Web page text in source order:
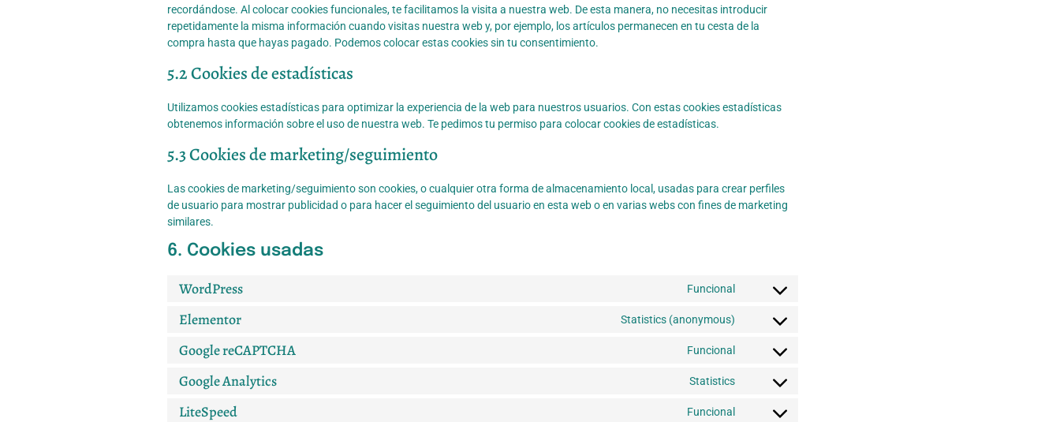
recordándose. Al colocar cookies funcionales, te facilitamos la visita a nuestra web. De esta manera, no necesitas introducir
repetidamente la misma información cuando visitas nuestra web y, por ejemplo, los artículos permanecen en tu cesta de la
compra hasta que hayas pagado. Podemos colocar estas cookies sin tu consentimiento.
5.2 Cookies de estadísticas
Utilizamos cookies estadísticas para optimizar la experiencia de la web para nuestros usuarios. Con estas cookies estadísticas
obtenemos información sobre el uso de nuestra web. Te pedimos tu permiso para colocar cookies de estadísticas.
5.3 Cookies de marketing/seguimiento
Las cookies de marketing/seguimiento son cookies, o cualquier otra forma de almacenamiento local, usadas para crear perfiles
de usuario para mostrar publicidad o para hacer el seguimiento del usuario en esta web o en varias webs con fines de marketing
similares.
6. Cookies usadas
WordPress Funcional
Elementor Statistics (anonymous)
Google reCAPTCHA Funcional
Google Analytics Statistics
LiteSpeed Funcional